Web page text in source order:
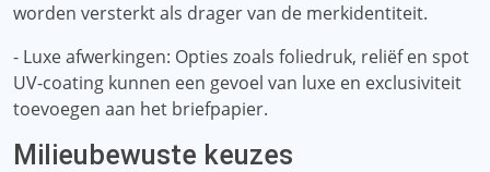
worden versterkt als drager van de merkidentiteit.
- Luxe afwerkingen: Opties zoals foliedruk, reliëf en spot
UV-coating kunnen een gevoel van luxe en exclusiviteit
toevoegen aan het briefpapier.
Milieubewuste keuzes